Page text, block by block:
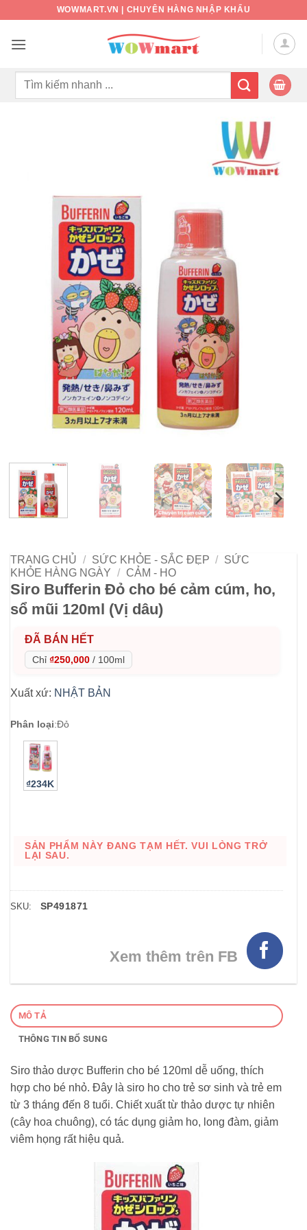
nội
WOWMART.VN | CHUYÊN HÀNG NHẬP KHẨU
Tìm
TRANG CHỦ / SỨC KHỎE - SẮC ĐẸP / SỨC
KHỎE HÀNG NGÀY / CẢM - HO
Siro Bufferin Đỏ cho bé cảm cúm, ho,
sổ mũi 120ml (Vị dâu)
ĐÃ BÁN HẾT
Chỉ ₫250,000 / 100ml
Xuất xứ: NHẬT BẢN
Phân loại:Đỏ
₫234K
SẢN PHẨM NÀY ĐANG TẠM HẾT. VUI LÒNG TRỞ
LẠI SAU.
SKU: SP491871
Xem thêm trên FB
MÔ TẢ
THÔNG TIN BỔ SUNG
Siro thảo dược Bufferin cho bé 120ml dễ uống, thích
hợp cho bé nhỏ. Đây là siro ho cho trẻ sơ sinh và trẻ em
từ 3 tháng đến 8 tuổi. Chiết xuất từ thảo dược tự nhiên
(cây hoa chuông), có tác dụng giảm ho, long đàm, giảm
viêm họng rất hiệu quả.